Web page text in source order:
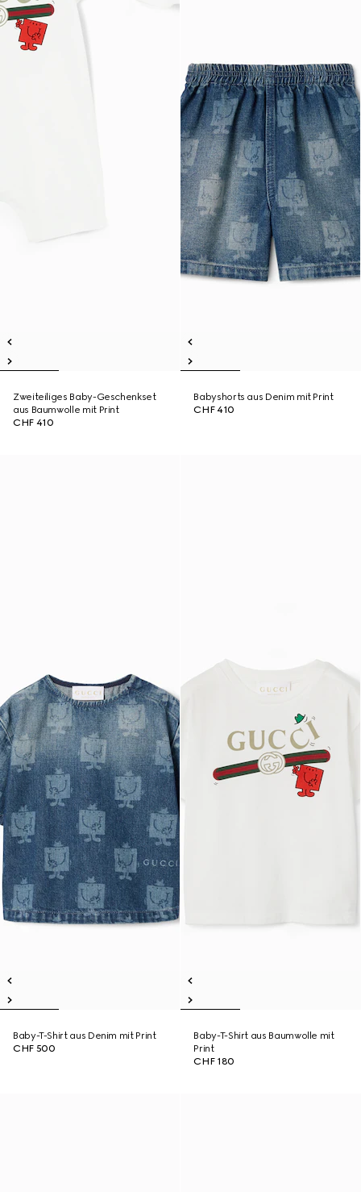
Zweiteiliges Baby-Geschenkset
aus Baumwolle mit Print
CHF 410
Babyshorts aus Denim mit Print
CHF 410
Baby-T-Shirt aus Denim mit Print
CHF 500
Baby-T-Shirt aus Baumwolle mit
Print
CHF 180